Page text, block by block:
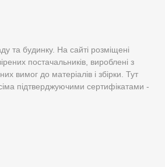
та будинку. На сайті розміщені
постачальників, вироблені з
вимог до матеріалів і збірки. Тут
підтверджуючими сертифікатами -